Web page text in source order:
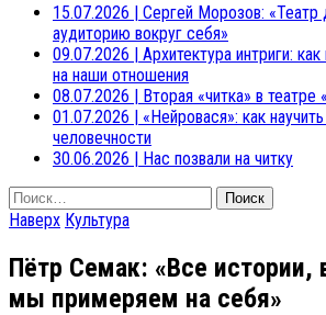
15.07.2026 | Сергей Морозов:
аудиторию вокруг себя»
09.07.2026 | Архитектура интриги:
на наши отношения
08.07.2026 | Вторая «читка» в
01.07.2026 | «Нейровася»: как
человечности
30.06.2026 | Нас позвали на читку
Найти:
Наверх Культура
Пётр Семак: «Все истории,
мы примеряем на себя»